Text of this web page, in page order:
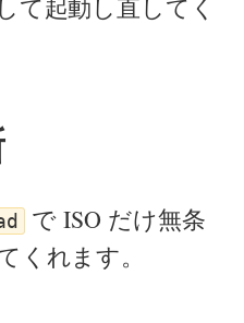
て起動し直してく
で ISO だけ無条
くれます。